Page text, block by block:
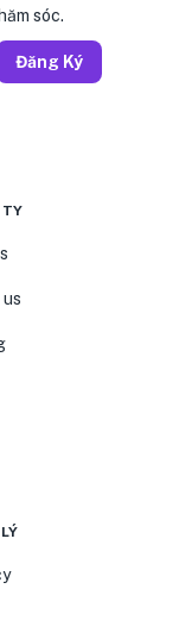
sóc.
Đăng Ký
TY